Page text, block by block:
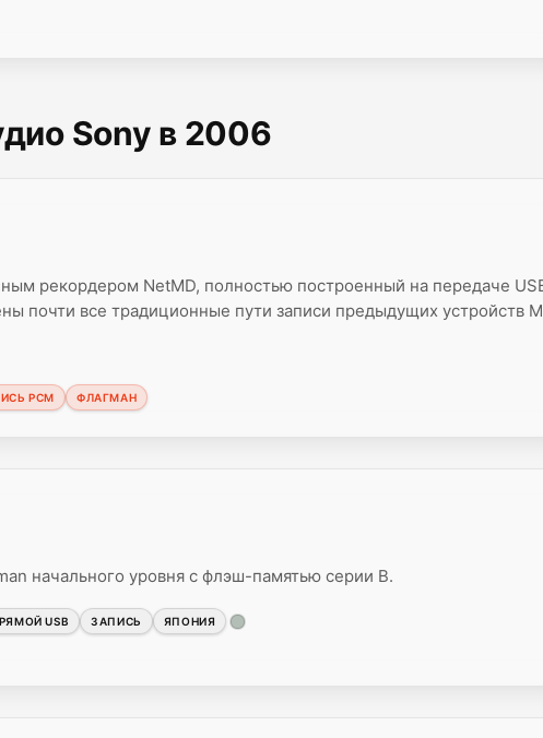
Sony в 2006
рекордером NetMD, полностью построенный на передаче
почти все традиционные пути записи предыдущих устройств
PCM ФЛАГМАН
начального уровня с флэш-памятью серии B.
USB ЗАПИСЬ ЯПОНИЯ